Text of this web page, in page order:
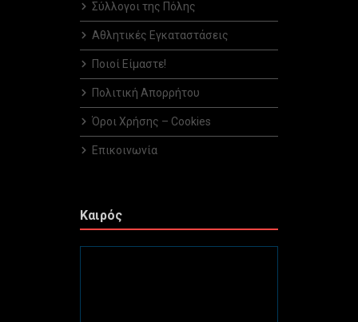
Σύλλογοι της Πόλης
Αθλητικές Εγκαταστάσεις
Ποιοί Είμαστε!
Πολιτική Απορρήτου
Όροι Χρήσης – Cookies
Επικοινωνία
Καιρός